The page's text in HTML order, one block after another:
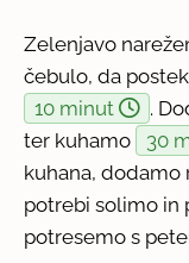
Zelenjavo
čebulo, da
10 minut
.
ter kuhamo
30
kuhana, dodamo
potrebi solimo in
potresemo s